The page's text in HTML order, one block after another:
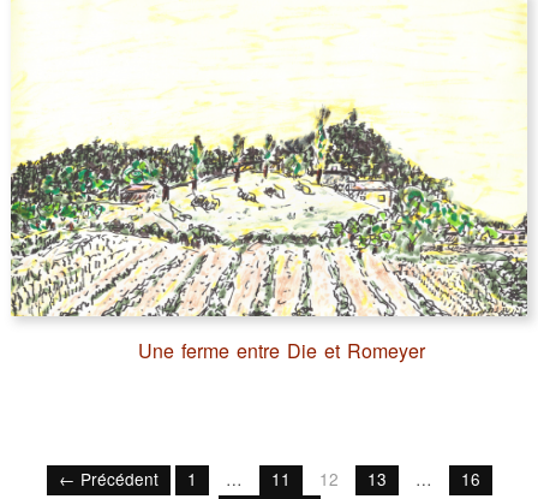
Une ferme entre Die et Romeyer
← Précédent 1 … 11 12 13 …
16